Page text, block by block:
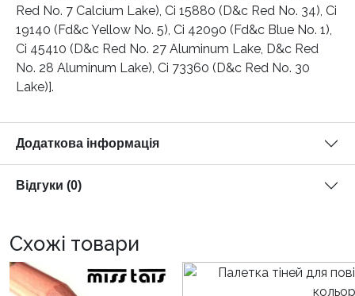
Red No. 7 Calcium Lake), Ci 15880 (D&c Red No. 34), Ci
19140 (Fd&c Yellow No. 5), Ci 42090 (Fd&c Blue No. 1),
Ci 45410 (D&c Red No. 27 Aluminum Lake, D&c Red
No. 28 Aluminum Lake), Ci 73360 (D&c Red No. 30
Lake)].
Додаткова інформація
Відгуки (0)
Схожі товари